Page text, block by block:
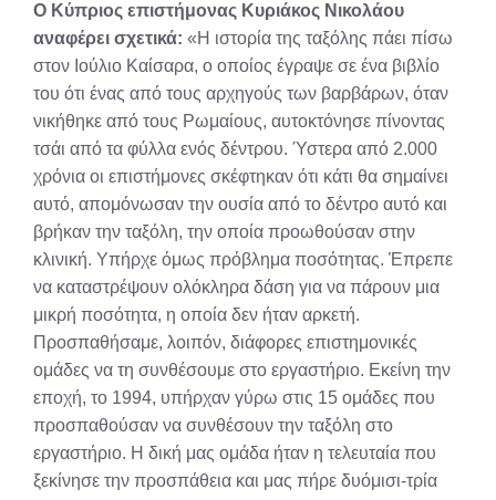
Ο Κύπριος επιστήμονας Κυριάκος Νικολάου
αναφέρει σχετικά: «Η ιστορία της ταξόλης πάει πίσω
στον Ιούλιο Καίσαρα, ο οποίος έγραψε σε ένα βιβλίο
του ότι ένας από τους αρχηγούς των βαρβάρων, όταν
νικήθηκε από τους Ρωμαίους, αυτοκτόνησε πίνοντας
τσάι από τα φύλλα ενός δέντρου. Ύστερα από 2.000
χρόνια οι επιστήμονες σκέφτηκαν ότι κάτι θα σημαίνει
αυτό, απομόνωσαν την ουσία από το δέντρο αυτό και
βρήκαν την ταξόλη, την οποία προωθούσαν στην
κλινική. Υπήρχε όμως πρόβλημα ποσότητας. Έπρεπε
να καταστρέψουν ολόκληρα δάση για να πάρουν μια
μικρή ποσότητα, η οποία δεν ήταν αρκετή.
Προσπαθήσαμε, λοιπόν, διάφορες επιστημονικές
ομάδες να τη συνθέσουμε στο εργαστήριο. Εκείνη την
εποχή, το 1994, υπήρχαν γύρω στις 15 ομάδες που
προσπαθούσαν να συνθέσουν την ταξόλη στο
εργαστήριο. Η δική μας ομάδα ήταν η τελευταία που
ξεκίνησε την προσπάθεια και μας πήρε δυόμισι-τρία